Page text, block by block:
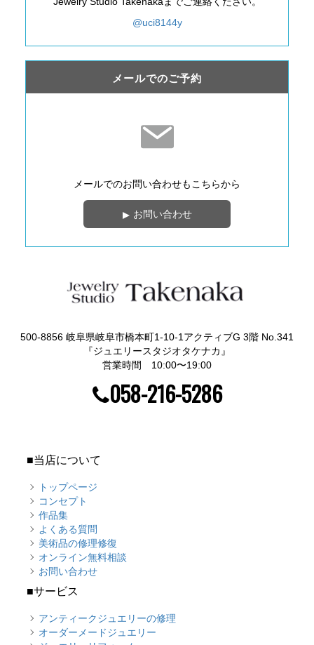
@uci8144y
メールでのご予約
メールでのお問い合わせもこちらから
お問い合わせ
500-8856 岐阜県岐阜市橋本町1-10-1アクティブG 3階 No.341
『ジュエリースタジオタケナカ』
営業時間 10:00〜19:00
058-216-5286
■当店について
トップページ
コンセプト
作品集
よくある質問
美術品の修理修復
オンライン無料相談
お問い合わせ
■サービス
アンティークジュエリーの修理
オーダーメードジュエリー